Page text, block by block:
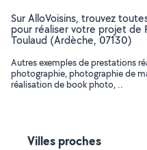
Sur AlloVoisins, trouvez
pour réaliser votre projet de
Toulaud (Ardèche, 07130)
Autres exemples de prestations
photographie, photographie de
réalisation de book photo, ..
Villes proches